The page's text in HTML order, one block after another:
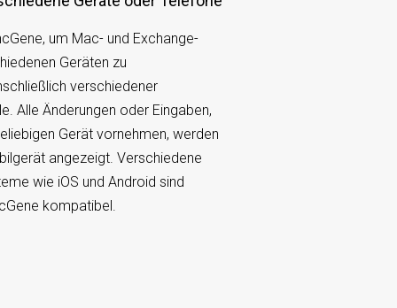
um Mac- und Exchange-
Geräten zu
verschiedener
Alle Änderungen oder Eingaben,
Gerät vornehmen, werden
angezeigt. Verschiedene
wie iOS und Android sind
kompatibel.